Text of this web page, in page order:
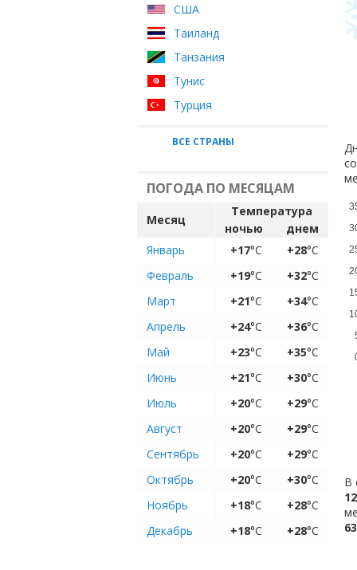
США
Таиланд
Танзания
Тунис
Турция
ВСЕ СТРАНЫ
ПОГОДА ПО МЕСЯЦАМ
Месяц
Температура
ночью
днем
Январь
+17°C +28°C
Февраль
+19°C +32°C
Март
+21°C +34°C
Апрель
+24°C +36°C
Май
+23°C +35°C
Июнь
+21°C +30°C
Июль
+20°C +29°C
Август
+20°C +29°C
Сентябрь
+20°C +29°C
Октябрь
+20°C +30°C
Ноябрь
+18°C +28°C
Декабрь
+18°C +28°C
В
12